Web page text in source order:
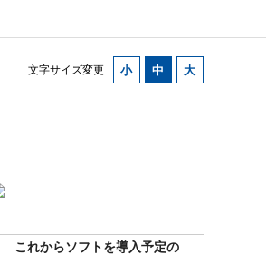
文字サイズ変更
これからソフトを導入予定の